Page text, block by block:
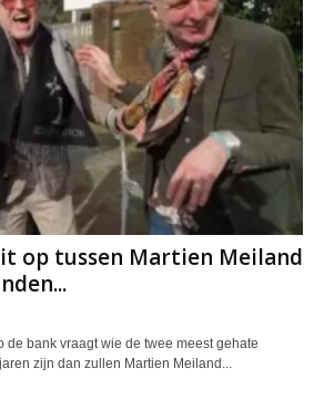
op tussen Martien Meiland
de bank vraagt wie de twee meest gehate
zijn dan zullen Martien Meiland...